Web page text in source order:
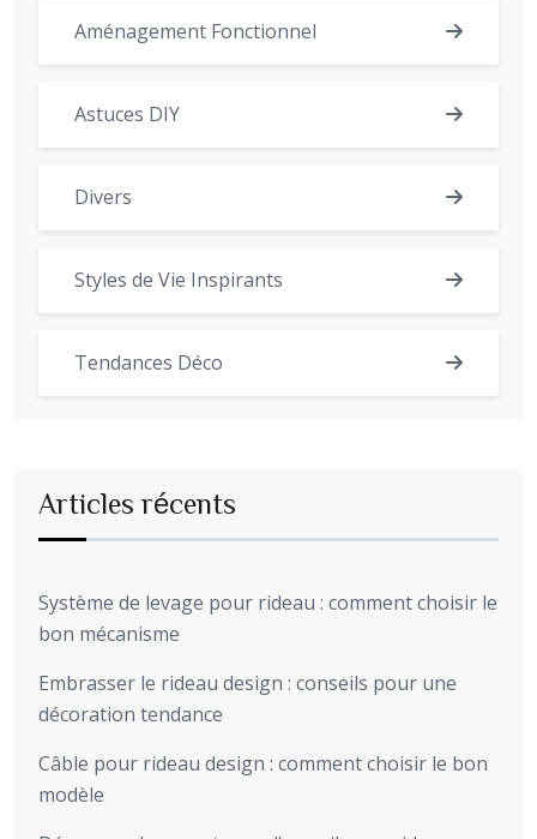
Aménagement Fonctionnel
Astuces DIY
Divers
Styles de Vie Inspirants
Tendances Déco
Articles récents
Système de levage pour rideau : comment choisir le
bon mécanisme
Embrasser le rideau design : conseils pour une
décoration tendance
Câble pour rideau design : comment choisir le bon
modèle